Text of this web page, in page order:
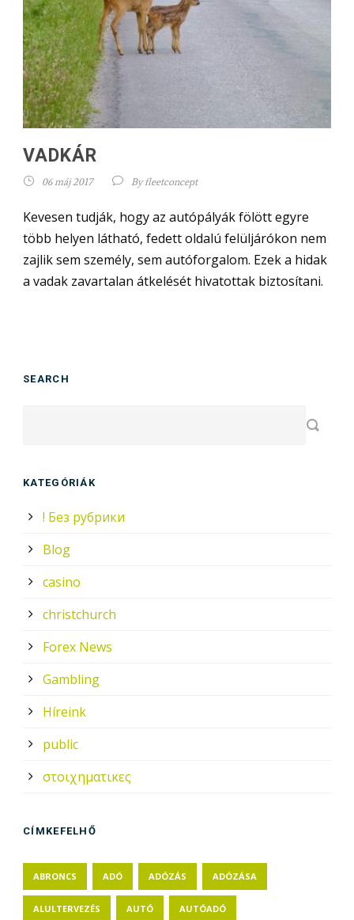
VADKÁR
06 máj 2017 Byfleetconcept
Kevesen tudják, hogy az autópályák fölött egyre
több helyen látható, fedett oldalú felüljárókon nem
zajlik sem személy, sem autóforgalom. Ezek a hidak
a vadak zavartalan átkelését hivatottak biztosítani.
SEARCH
KATEGÓRIÁK
! Без рубрики
Blog
casino
christchurch
Forex News
Gambling
Híreink
public
στοιχηματικες
CÍMKEFELHŐ
ABRONCS ADÓ ADÓZÁS ADÓZÁSA
ALULTERVEZÉS AUTÓ AUTÓADÓ